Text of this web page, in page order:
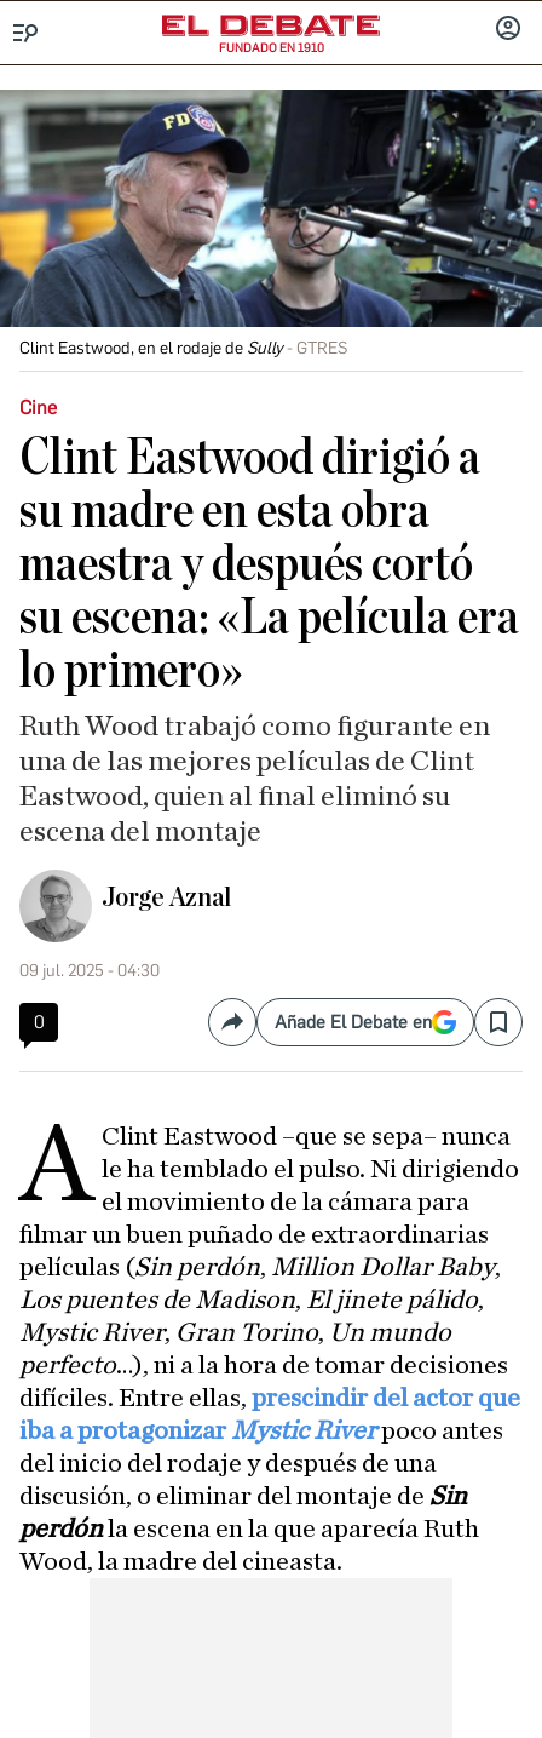
FUNDADO EN 1910
Clint Eastwood, en el rodaje de Sully GTRES
Cine
Clint Eastwood dirigió a
su madre en esta obra
maestra y después cortó
su escena: «La película era
lo primero»
Ruth Wood trabajó como figurante en
una de las mejores películas de Clint
Eastwood, quien al final eliminó su
escena del montaje
Jorge Aznal
09 jul. 2025 - 04:30
0 CompartirAñade El Debate en Save
A Clint Eastwood –que se sepa– nunca
le ha temblado el pulso. Ni dirigiendo
el movimiento de la cámara para
filmar un buen puñado de extraordinarias
películas (Sin perdón, Million Dollar Baby,
Los puentes de Madison, El jinete pálido,
Mystic River, Gran Torino, Un mundo
perfecto…), ni a la hora de tomar decisiones
difíciles. Entre ellas, prescindir del actor que
iba a protagonizarMystic Riverpoco antes
del inicio del rodaje y después de una
discusión, o eliminar del montaje de Sin
perdónla escena en la que aparecía Ruth
Wood, la madre del cineasta.